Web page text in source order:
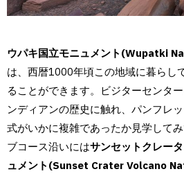
ウパキ国立モニュメント(Wupatki
は、西暦1000年頃この地域に暮らし
ることができます。ビジターセンタ
ンディアンの歴史に触れ、パンフレ
式がいかに複雑であったか見学して
ブコース沿いにはサンセットクレー
ュメント(Sunset Crater Volcano